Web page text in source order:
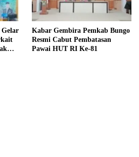
Gelar
Kabar Gembira Pemkab Bungo
Resmi Cabut Pembatasan
Pawai HUT RI Ke-81